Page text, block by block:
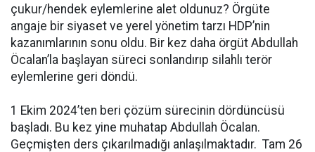
çukur/hendek eylemlerine alet oldunuz? Örgüte
angaje bir siyaset ve yerel yönetim tarzı HDP’nin
kazanımlarının sonu oldu. Bir kez daha örgüt Abdullah
Öcalan’la başlayan süreci sonlandırıp silahlı terör
eylemlerine geri döndü.
1 Ekim 2024’ten beri çözüm sürecinin dördüncüsü
başladı. Bu kez yine muhatap Abdullah Öcalan.
Geçmişten ders çıkarılmadığı anlaşılmaktadır. Tam 26